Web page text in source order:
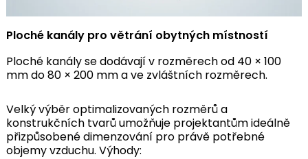
Ploché kanály pro větrání obytných místností
Ploché kanály se dodávají v rozměrech od 40 × 100
mm do 80 × 200 mm a ve zvláštních rozměrech.
Velký výběr optimalizovaných rozměrů a
konstrukčních tvarů umožňuje projektantům ideálně
přizpůsobené dimenzování pro právě potřebné
objemy vzduchu. Výhody: